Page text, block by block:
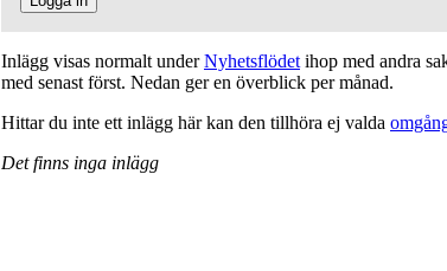
Inlägg visas normalt underNyhetsflödet ihop med andra
med senast först. Nedan ger en överblick per månad.
Hittar du inte ett inlägg här kan den tillhöra ej valda
Det finns inga inlägg